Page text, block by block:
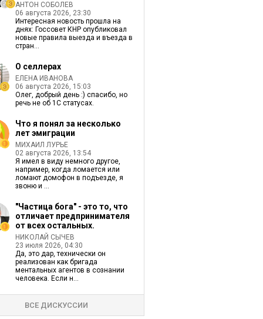
АНТОН СОБОЛЕВ
06 августа 2026, 23:30
Интересная новость прошла на
днях: Госсовет КНР опубликовал
новые правила выезда и въезда в
стран...
О селлерах
ЕЛЕНА ИВАНОВА
06 августа 2026, 15:03
Олег, добрый день :) спасибо, но
речь не об 1С статусах.
Что я понял за несколько
лет эмиграции
МИХАИЛ ЛУРЬЕ
02 августа 2026, 13:54
Я имел в виду немного другое,
например, когда ломается или
ломают домофон в подъезде, я
звоню и ...
"Частица бога" - это то, что
отличает предпринимателя
от всех остальных.
НИКОЛАЙ СЫЧЕВ
23 июля 2026, 04:30
Да, это дар, технически он
реализован как бригада
ментальных агентов в сознании
человека. Если н...
ВСЕ ДИСКУССИИ